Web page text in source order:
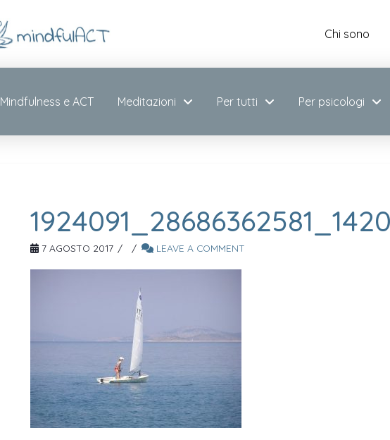
Chi sono
Mindfulness e ACT Meditazioni Per tutti Per psicologi
7 AGOSTO 2017 LEAVE A COMMENT